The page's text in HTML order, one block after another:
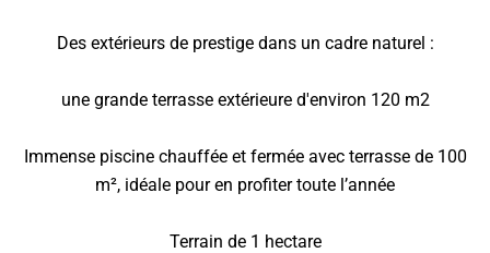
Des extérieurs de prestige dans un cadre naturel :
une grande terrasse extérieure d'environ 120 m2
Immense piscine chauffée et fermée avec terrasse de 100
m², idéale pour en profiter toute l’année
Terrain de 1 hectare